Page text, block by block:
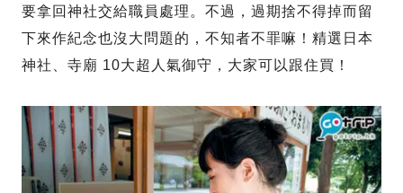
要拿回神社交給職員處理。不過，過期捨不得掉而留
下來作紀念也沒大問題的，不知者不罪嘛！精選日本
神社、寺廟 10大超人氣御守，大家可以跟住買！